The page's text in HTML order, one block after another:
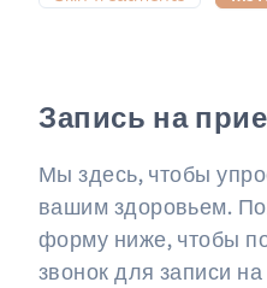
Запись на
Мы здесь, чтобы
вашим здоровьем.
форму ниже, чтобы
звонок для записи